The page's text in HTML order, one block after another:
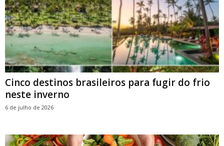
Cinco destinos brasileiros para fugir do frio
neste inverno
6 de julho de 2026